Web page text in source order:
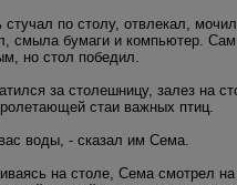
по столу, отвлекал,
смыла бумаги и компьютер.
но стол победил.
за столешницу, залез на
стаи важных птиц.
воды, - сказал им Сема.
на столе, Сема смотрел